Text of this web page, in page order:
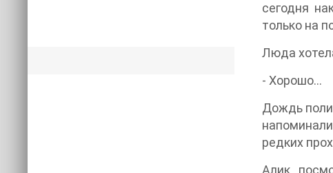
сегодня
только на
Люда
- Хорошо…
Дождь
редких
Алик